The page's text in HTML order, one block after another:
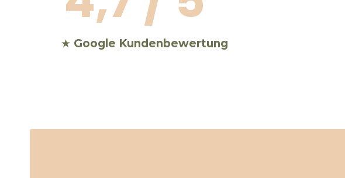
★ Google Kundenbewertung